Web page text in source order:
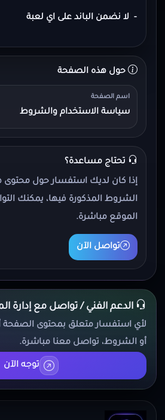
- لا نضمن الباند على اي لعبة
حول هذه الصفحة
اسم الصفحة
سياسة الاستخدام والشروط
تحتاج مساعدة؟
إذا كان لديك استفسار حول محتوى
الشروط المذكورة فيها، يمكنك
الموقع مباشرة.
تواصل الآن
الدعم الفني / تواصل مع إدارة
لأي استفسار متعلق بمحتوى الصفحة
أو الشروط، تواصل معنا مباشرة.
توجه الآن